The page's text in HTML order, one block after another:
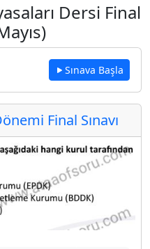
Dersi Final
Sınava Başla
Final Sınavı